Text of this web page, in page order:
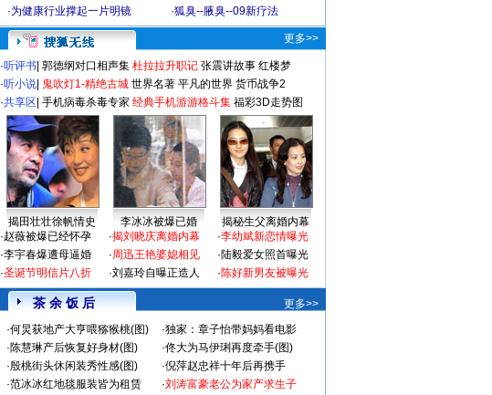
·为健康行业撑起一片明镜 ·狐臭--腋臭--09新疗法
更多>>
·听评书 郭德纲对口相声集 杜拉拉升职记 张震讲故事 红楼梦
·听小说 鬼吹灯1-精绝古城 世界名著 平凡的世界 货币战争2
·共享区 手机病毒杀毒专家 经典手机游游格斗集 福彩3D走势图
揭田壮壮徐帆情史 李冰冰被爆已婚
揭秘生父离婚内幕
·赵薇被爆已经怀孕
·李宇春爆遭母逼婚
·圣诞节明信片八折
·揭刘晓庆离婚内幕
·周迅王艳婆媳相见
·刘嘉玲自曝正造人
·李幼斌新恋情曝光
·陆毅爱女照首曝光
·陈好新男友被曝光
茶 余 饭 后
更多>>
·何炅获地产大亨喂猕猴桃(图) ·独家：章子怡带妈妈看电影
·陈慧琳产后恢复好身材(图) ·佟大为马伊琍再度牵手(图)
·殷桃街头休闲装秀性感(图) ·倪萍赵忠祥十年后再携手
·范冰冰红地毯服装皆为租赁 ·刘涛富豪老公为家产求生子